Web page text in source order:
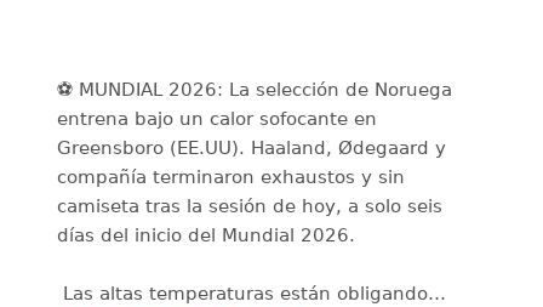
⚽️ MUNDIAL 2026: La selección de Noruega
entrena bajo un calor sofocante en
Greensboro (EE.UU). Haaland, Ødegaard y
compañía terminaron exhaustos y sin
camiseta tras la sesión de hoy, a solo seis
días del inicio del Mundial 2026.
️ Las altas temperaturas están obligando…